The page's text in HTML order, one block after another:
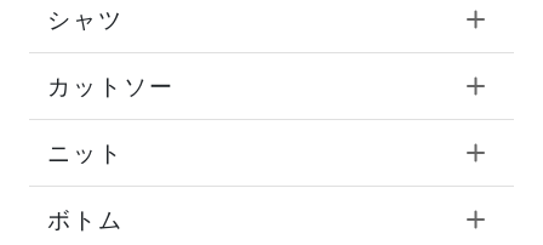
シャツ
カットソー
ニット
ボトム